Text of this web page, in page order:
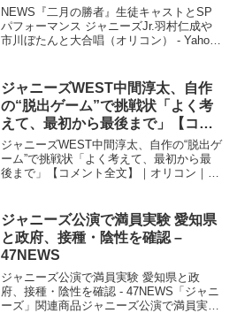
（オリコン） – Yahoo!ニュース –
Yahoo!ニュース
NEWS『二月の勝者』生徒キャストとSP
パフォーマンス ジャニーズJr.羽村仁成や
市川ぼたんと大合唱（オリコン） - Yahoo!
トとSPパフォーマンス...
ジャニーズWEST中間淳太、自作
の“脱出ゲーム”で挑戦状「よく考
えて、最初から最後まで」【コメ
ント全文】｜オリコン｜北國新聞
– 北國新聞
ジャニーズWEST中間淳太、自作の“脱出ゲ
ーム”で挑戦状「よく考えて、最初から最
後まで」【コメント全文】｜オリコン｜北
ーム”で挑戦状「よく考えて、最初から最...
ジャニーズ公演で満員実験 愛知県
と政府、接種・陰性を確認 –
47NEWS
ジャニーズ公演で満員実験 愛知県と政
府、接種・陰性を確認 - 47NEWS「ジャニ
ーズ」関連商品ジャニーズ公演で満員実験